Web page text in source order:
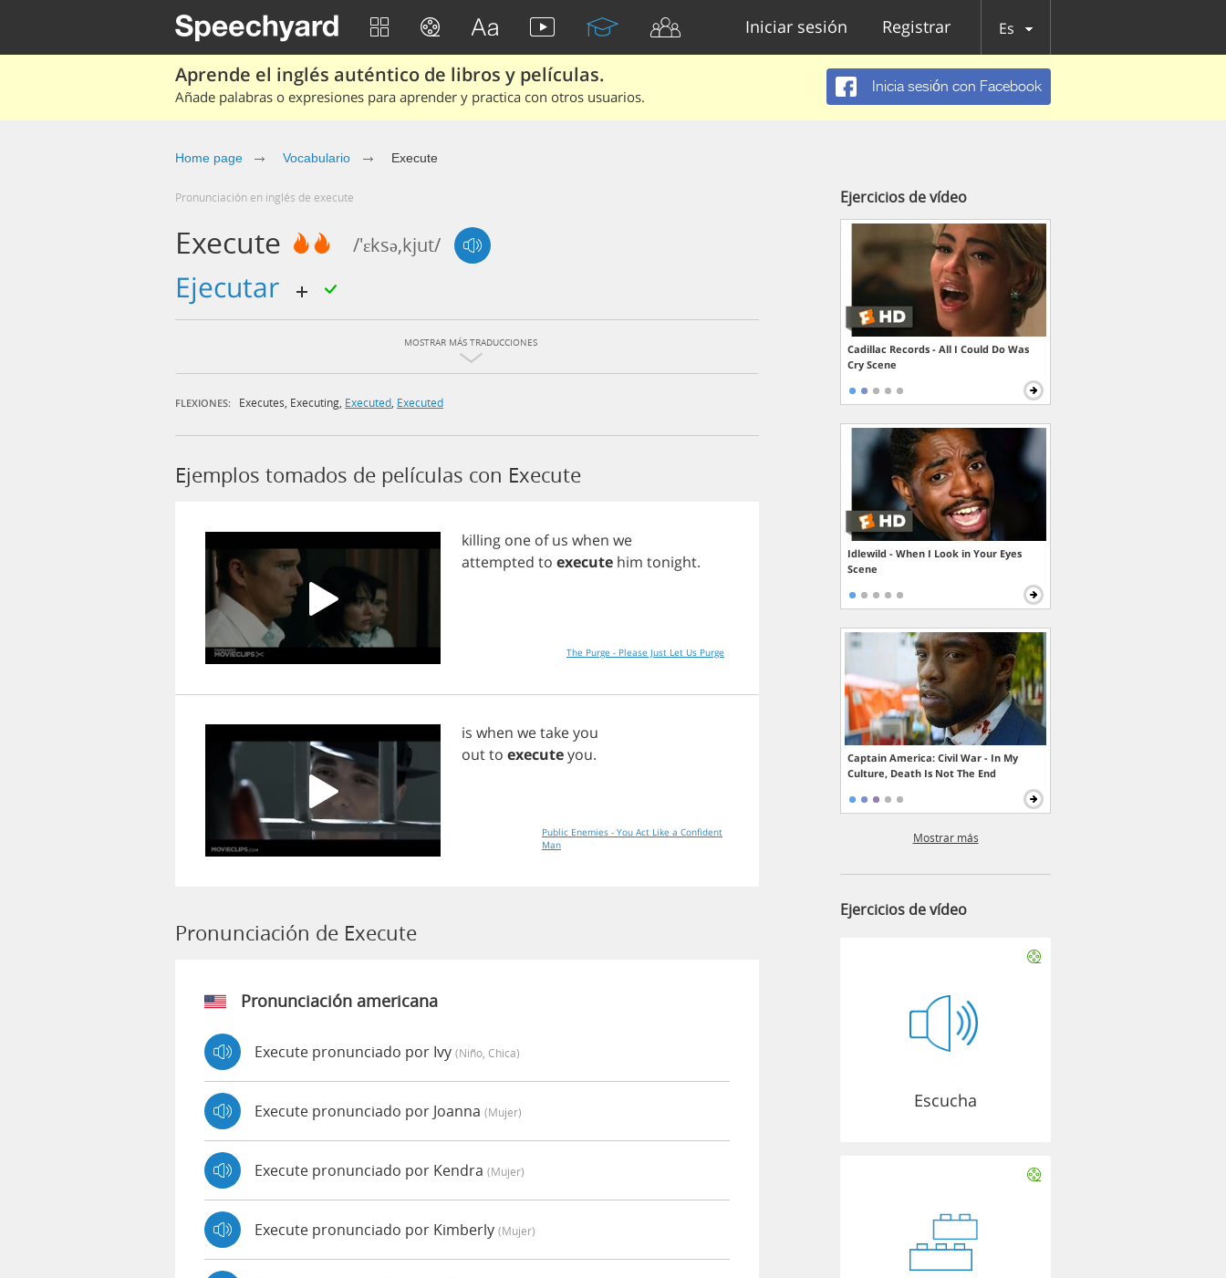
Iniciar sesión Registrar Es
Aprende el inglés auténtico de libros y películas.
Añade palabras o expresiones para aprender y practica con otros usuarios.
Inicia sesión con Facebook
Home page Vocabulario Execute
Pronunciación en inglés de execute
Execute /'ɛksə,kjut/
ejecutar
MOSTRAR MÁS TRADUCCIONES
FLEXIONES: Executes Executing Executed Executed
Ejemplos tomados de películas con Execute
killing one of us when we
attempted to execute him tonight.
The Purge - Please Just Let Us Purge
is when wetakeyou
outto executeyou.
Public Enemies - You Act Like a Confident
Man
Pronunciación de Execute
Pronunciación americana
Execute pronunciado por Ivy (niño, Chica)
Execute pronunciado por Joanna (mujer)
Execute pronunciado por Kendra (mujer)
Execute pronunciado por Kimberly (mujer)
Ejercicios de vídeo
Cadillac Records - All I Could Do Was
Cry Scene
Idlewild - When I Look in Your Eyes
Scene
Captain America: Civil War - In My
Culture, Death Is Not The End
Mostrar más
Ejercicios de vídeo
Escucha